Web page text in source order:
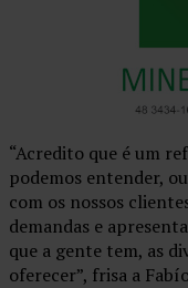
“Acredito que é um
podemos entender,
com os nossos
demandas e
que a gente tem, as
oferecer”, frisa a